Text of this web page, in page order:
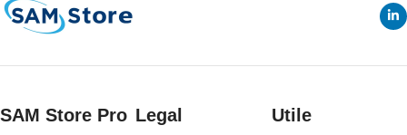
SAM Store Pro Legal Utile